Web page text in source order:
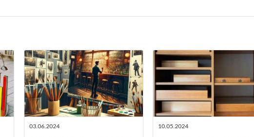
03.06.2024 10.05.2024